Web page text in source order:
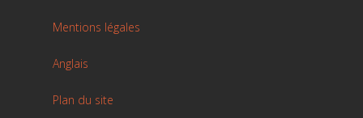
Mentions légales
Anglais
Plan du site